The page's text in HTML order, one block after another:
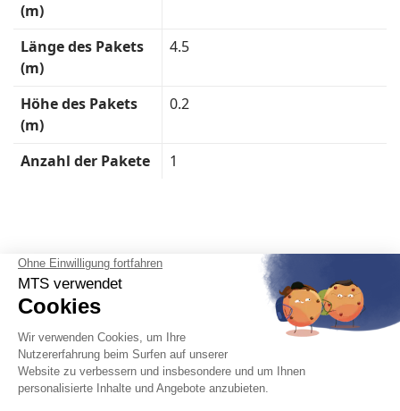
(m)
Länge des Pakets
(m)
4.5
Höhe des Pakets
(m)
0.2
Anzahl der Pakete 1
Deutsch